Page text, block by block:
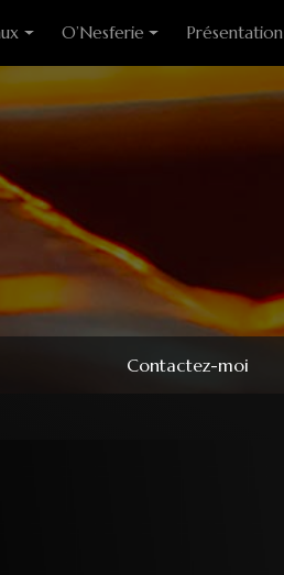
cuisine
table
huitre
O’Nesferie
Encens Artisanal
Présentation
Contactez-moi